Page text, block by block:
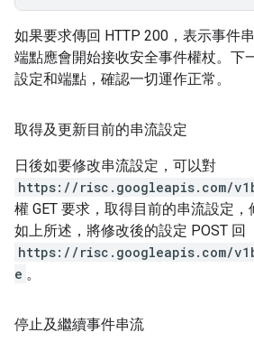
如果要求傳回 HTTP 200，表示事件
端點應會開始接收安全事件權杖。下
設定和端點，確認一切運作正常。
取得及更新目前的串流設定
日後如要修改串流設定，可以對
https://risc.googleapis.com/
權 GET 要求，取得目前的串流設定
如上所述，將修改後的設定 POST 回
https://risc.googleapis.com/
e 。
停止及繼續事件串流